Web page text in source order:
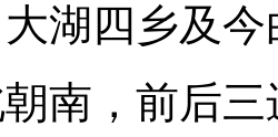
湖四乡及
南，前后